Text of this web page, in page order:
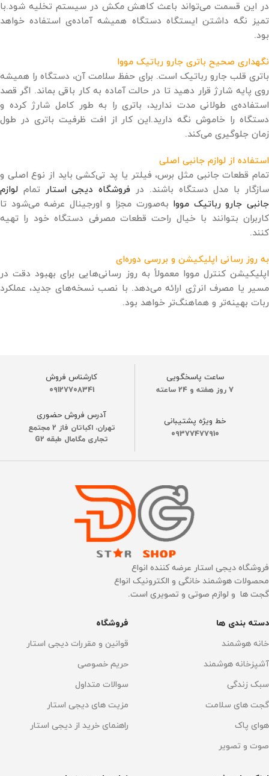
در این قسمت می‌تواند باعث کاهش مکش در سیستم تخلیه شود.با
تمیز نگه ‌داشتن ایستگاه دستگاه همیشه آماده‌ی استفاده خواهد
بود.
نگهداری صحیح باتری جارو رباتیک مووا
باتری قلب جارو رباتیک است. برای حفظ سلامت آن، دستگاه را همیشه
روی پایه شارژ قرار دهید تا در حالت آماده ‌به ‌کار باقی بماند. اگر قصد
استفاده‌ی طولانی ‌مدت ندارید، باتری را به ‌طور کامل شارژ کرده و
دستگاه را خاموش نگه دارید.این کار از افت ظرفیت باتری در طول
زمان جلوگیری می‌کند.
استفاده از لوازم جانبی اصلی
تمام قطعات جانبی مثل برس، فیلتر یا پد تی‌کشی باید از نوع اصلی و
سازگار با مدل دستگاه باشند. در فروشگاه دیجی‌ استار تمام لوازم
جانبی جارو رباتیک مووا به‌صورت مجزا و اورجینال عرضه می‌شود تا
کاربران بتوانند با خیال راحت قطعات مصرفی دستگاه خود را تهیه
کنند.
به ‌روز رسانی اپلیکیشن و بررسی دوره‌ای
اپلیکیشن کنترل مووا معمولاً به ‌روز رسانی‌هایی برای بهبود دقت در
مسیر یا مصرف انرژی ارائه می‌دهد. با نصب نسخه‌های جدید، عملکرد
ربات بهینه‌تر و هماهنگ‌تر خواهد بود.
ساعت پاسخگویی
7 روز هفته و 24 ساعته
کارشناس فروش
09127708341
خط ویژه پشتیبانی
09377477910
آدرس فروش حضوری
تهران، اکباتان فاز 2 مجتمع
تجاری مگامال طبقه G2
فروشگاه دیجی استار عرضه کننده انواع
محصولات هوشمند خانگی و الکترونیک انواع
گجت ها و لوازم صوتی و تصویری است.
دسته بندی ها
خانه هوشمند
آشپزخانه هوشمند
سبک زندگی
گجت های سلامت
هوای پاک
صوت و تصویر
فروشگاه
قوانین و مقررات دیجی استار
حریم خصوصی
سوالات متداول
مزیت های دیجی استار
راهنمای خرید از دیجی استار